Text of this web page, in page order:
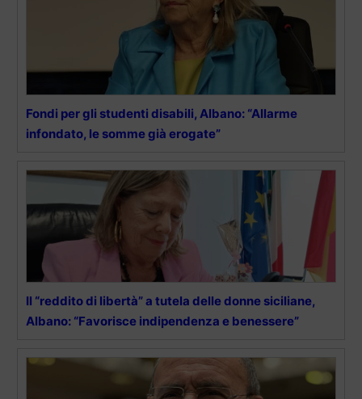
Fondi per gli studenti disabili, Albano: “Allarme
infondato, le somme già erogate”
Il “reddito di libertà” a tutela delle donne siciliane,
Albano: “Favorisce indipendenza e benessere”